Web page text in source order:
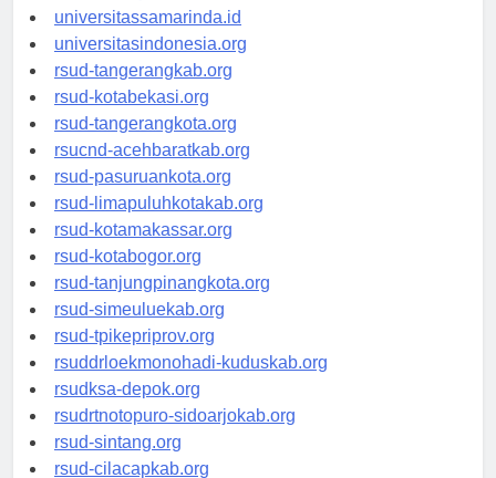
universitasjakarta.id
universitassamarinda.id
universitasindonesia.org
rsud-tangerangkab.org
rsud-kotabekasi.org
rsud-tangerangkota.org
rsucnd-acehbaratkab.org
rsud-pasuruankota.org
rsud-limapuluhkotakab.org
rsud-kotamakassar.org
rsud-kotabogor.org
rsud-tanjungpinangkota.org
rsud-simeuluekab.org
rsud-tpikepriprov.org
rsuddrloekmonohadi-kuduskab.org
rsudksa-depok.org
rsudrtnotopuro-sidoarjokab.org
rsud-sintang.org